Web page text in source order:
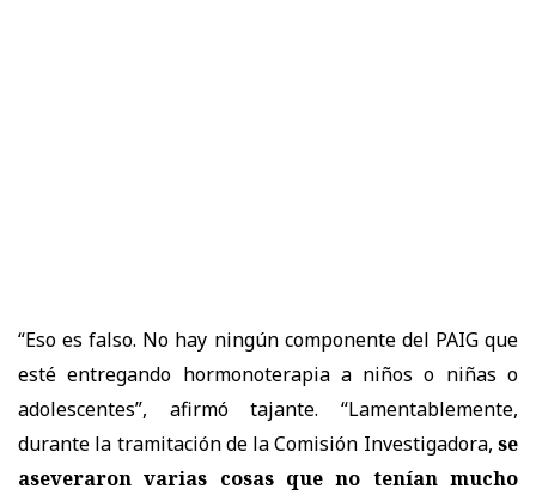
“Eso es falso. No hay ningún componente del PAIG que
esté entregando hormonoterapia a niños o niñas o
adolescentes”, afirmó tajante. “Lamentablemente,
durante la tramitación de la Comisión Investigadora, se
aseveraron varias cosas que no tenían mucho